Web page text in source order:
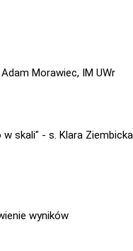
Morawiec, IM UWr
skali" - s. Klara
wyników